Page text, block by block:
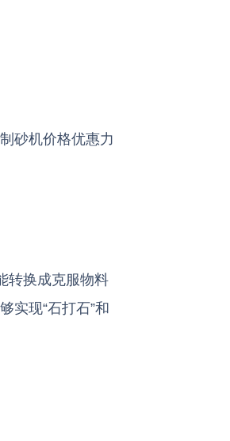
砂机价格优惠力
转换成克服物料
实现“石打石”和